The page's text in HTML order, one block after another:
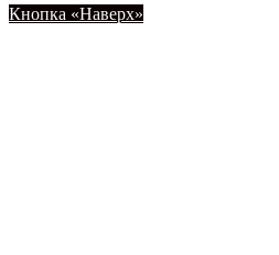
Кнопка «Наверх»